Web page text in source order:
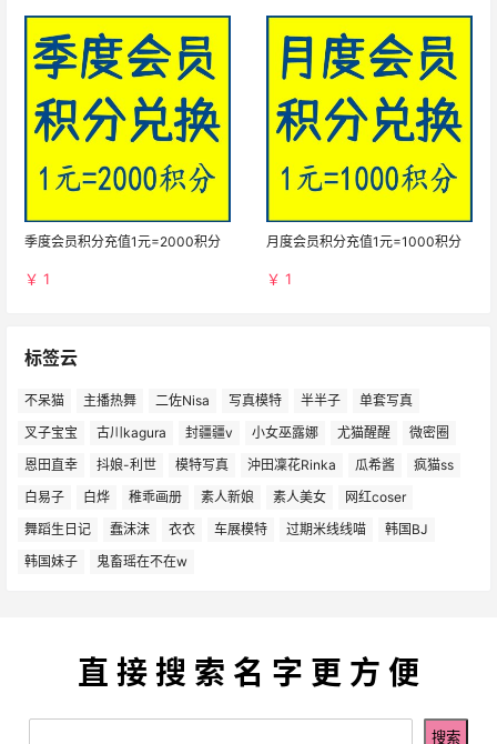
季度会员积分充值1元=2000积分
￥ 1
月度会员积分充值1元=1000积分
￥ 1
标签云
不呆猫 主播热舞 二佐Nisa 写真模特 半半子
单套写真
叉子宝宝
古川kagura 封疆疆v 小女巫露娜 尤猫醒醒
微密圈
恩田直幸
抖娘-利世 模特写真 沖田凜花Rinka 瓜希酱
疯猫ss
白易子
白烨 稚乖画册 素人新娘 素人美女
网红coser
舞蹈生日记
蠢沫沫 衣衣 车展模特 过期米线线喵
韩国BJ
韩国妹子
鬼畜瑶在不在w
直 接 搜 索 名 字 更 方 便